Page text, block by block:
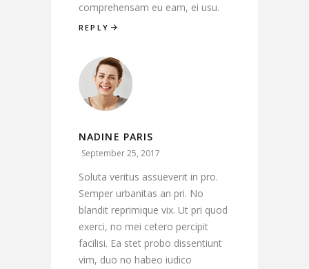
comprehensam eu eam, ei usu.
REPLY
NADINE PARIS
September 25, 2017
Soluta veritus assueverit in pro.
Semper urbanitas an pri. No
blandit reprimique vix. Ut pri quod
exerci, no mei cetero percipit
facilisi. Ea stet probo dissentiunt
vim, duo no habeo iudico